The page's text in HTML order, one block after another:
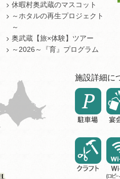
休暇村奥武蔵のマスコット
～ホタルの再生プロジェクト
～
奥武蔵【旅×体験】ツアー
～2026～『育』プログラム
施設詳細に